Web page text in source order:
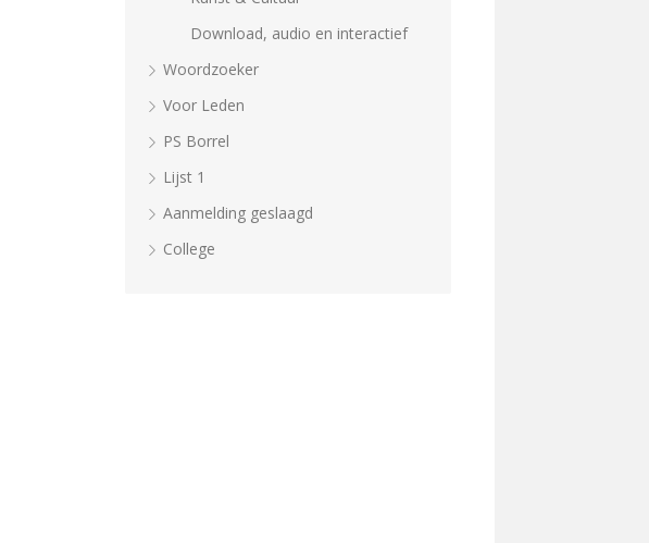
Download, audio en interactief
Woordzoeker
Voor Leden
PS Borrel
Lijst 1
Aanmelding geslaagd
College